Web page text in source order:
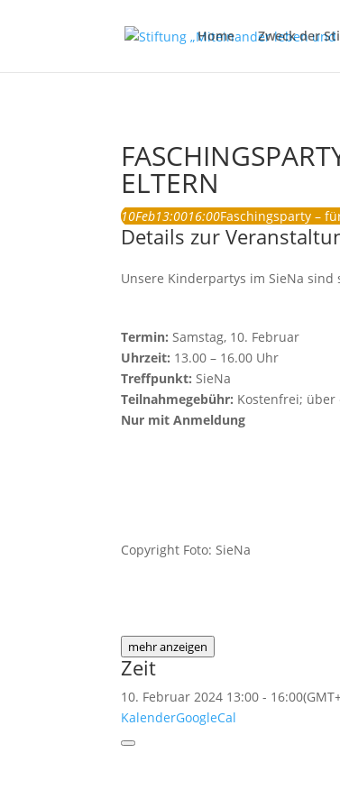
Home Zweck der
ELTERN
10Feb13:0016:00Faschingsparty –
Details zur
Unsere Kinderpartys im SieNa
Termin: Samstag, 10. Februar
Uhrzeit: 13.00 – 16.00 Uhr
Treffpunkt: SieNa
Teilnahmegebühr: Kostenfrei; über
Nur mit Anmeldung
Copyright Foto: SieNa
mehr anzeigen
Zeit
10. Februar 2024 13:00 - 16:00
KalenderGoogleCal